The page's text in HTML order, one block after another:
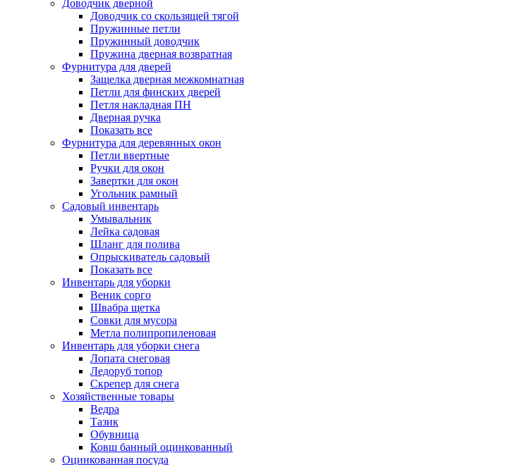
Доводчик дверной
Доводчик со скользящей тягой
Пружинные петли
Пружинный доводчик
Пружина дверная возвратная
Фурнитура для дверей
Защелка дверная межкомнатная
Петли для финских дверей
Петля накладная ПН
Дверная ручка
Показать все
Фурнитура для деревянных окон
Петли ввертные
Ручки для окон
Завертки для окон
Угольник рамный
Садовый инвентарь
Умывальник
Лейка садовая
Шланг для полива
Опрыскиватель садовый
Показать все
Инвентарь для уборки
Веник сорго
Швабра щетка
Совки для мусора
Метла полипропиленовая
Инвентарь для уборки снега
Лопата снеговая
Ледоруб топор
Скрепер для снега
Хозяйственные товары
Ведра
Тазик
Обувница
Ковш банный оцинкованный
Оцинкованная посуда